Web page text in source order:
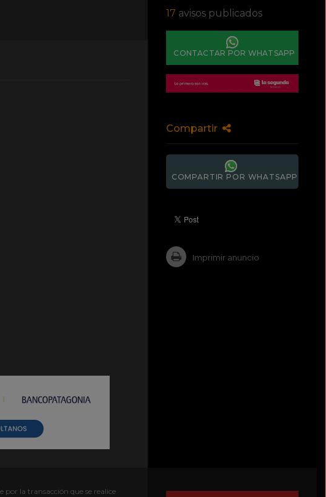
17 avisos publicados
CONTACTAR POR WHATSAPP
Compartir
COMPARTIR POR WHATSAPP
Imprimir anuncio
la transacción que se realice